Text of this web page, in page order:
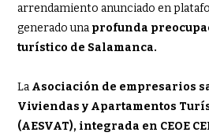
arrendamiento anunciado en
generado una profunda
turístico de Salamanca.
La Asociación de empresarios
Viviendas y Apartamentos
(AESVAT), integrada en CEOE